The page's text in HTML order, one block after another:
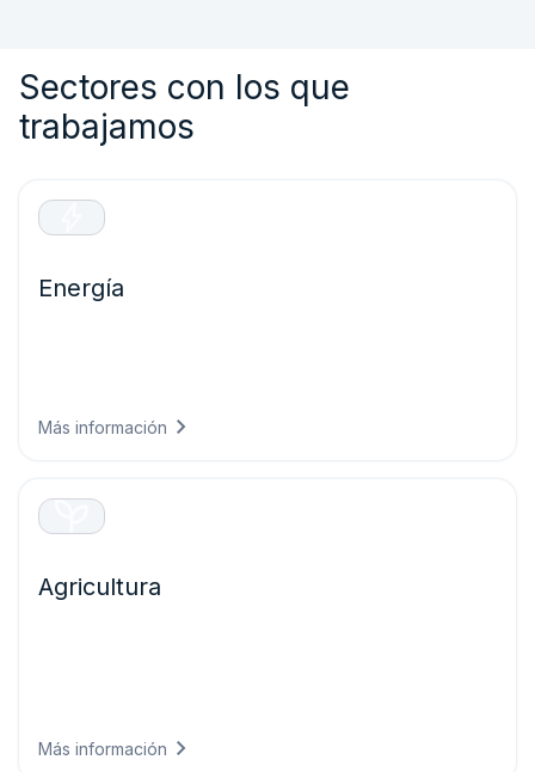
Sectores con los que
trabajamos
Energía
Más información
Agricultura
Más información